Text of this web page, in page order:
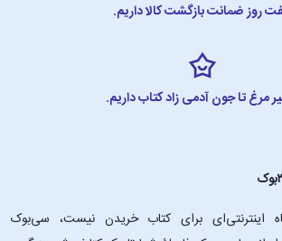
روز ضمانت بازگشت کالا داریم.
مرغ تا جون آدمی زاد کتاب داریم.
اینترنتی‌ای برای کتاب خریدن نیست، سی‌بوک